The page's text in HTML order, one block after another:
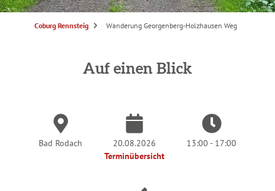
S
Coburg Rennsteig Wanderung Georgenberg-Holzhausen Weg
Auf einen Blick
Bad Rodach
20.08.2026
Terminübersicht
13:00 - 17:00